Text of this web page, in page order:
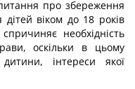
про збереження
віком до 18 років
необхідність
оскільки в цьому
інтереси якої